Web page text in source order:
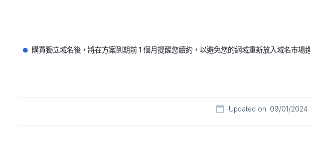
購買獨立域名後，將在方案到期前 1 個月提醒您續約，以避免您的網域重新放入域名市場
Updated on: 09/01/2024